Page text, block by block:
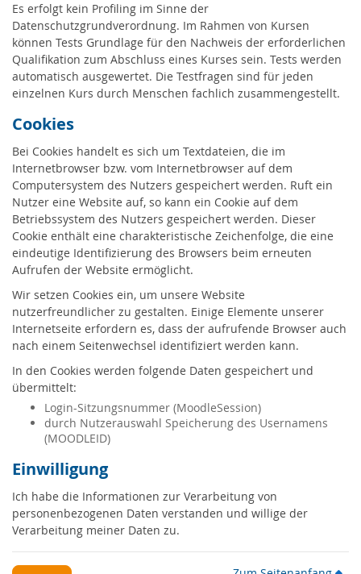
Es erfolgt kein Profiling im Sinne der
Datenschutzgrundverordnung. Im Rahmen von Kursen
können Tests Grundlage für den Nachweis der erforderlichen
Qualifikation zum Abschluss eines Kurses sein. Tests werden
automatisch ausgewertet. Die Testfragen sind für jeden
einzelnen Kurs durch Menschen fachlich zusammengestellt.
Cookies
Bei Cookies handelt es sich um Textdateien, die im
Internetbrowser bzw. vom Internetbrowser auf dem
Computersystem des Nutzers gespeichert werden. Ruft ein
Nutzer eine Website auf, so kann ein Cookie auf dem
Betriebssystem des Nutzers gespeichert werden. Dieser
Cookie enthält eine charakteristische Zeichenfolge, die eine
eindeutige Identifizierung des Browsers beim erneuten
Aufrufen der Website ermöglicht.
Wir setzen Cookies ein, um unsere Website
nutzerfreundlicher zu gestalten. Einige Elemente unserer
Internetseite erfordern es, dass der aufrufende Browser auch
nach einem Seitenwechsel identifiziert werden kann.
In den Cookies werden folgende Daten gespeichert und
übermittelt:
Login-Sitzungsnummer (MoodleSession)
durch Nutzerauswahl Speicherung des Usernamens
(MOODLEID)
Einwilligung
Ich habe die Informationen zur Verarbeitung von
personenbezogenen Daten verstanden und willige der
Verarbeitung meiner Daten zu.